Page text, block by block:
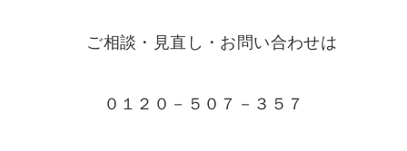
ご相談・見直し・お問い合わせは
０１２０－５０７－３５７